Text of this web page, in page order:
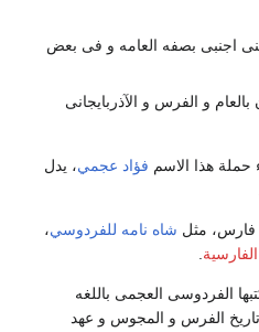
اجنبی بصفه العامه و فی بعض
بالعام و الفرس و الآذربایجانی
هذا الاسم فؤاد عجمي، يدل
فارس، مثل شاه نامه للفردوسي،
الفردوسی العجمی باللغه
الفرس و المجوس و عهد